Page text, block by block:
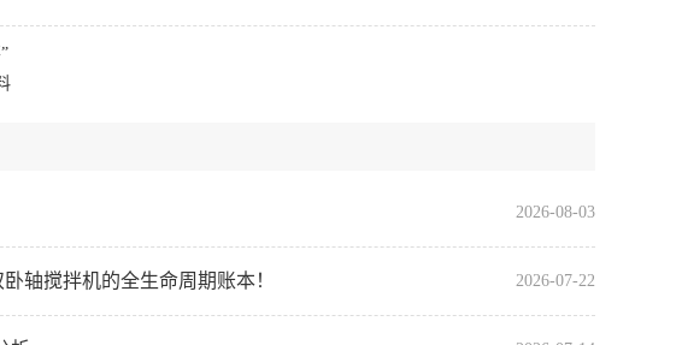
2026-08-03
2026-07-22
轴搅拌机的全生命周期账本！